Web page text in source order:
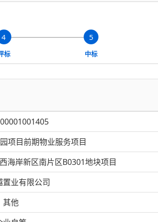
4
标
5
中标
项目前期物业服务项目
海岸新区南片区B0301地块项目
置业有限公司
其他